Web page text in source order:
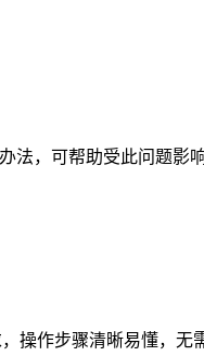
法，可帮助受此问题影
操作步骤清晰易懂，无